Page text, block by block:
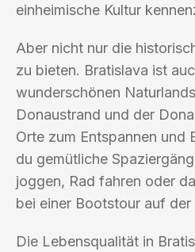
einheimische Kultur
Aber nicht nur die
zu bieten. Bratislava ist
wunderschönen
Donaustrand und der
Orte zum Entspannen und
du gemütliche
joggen, Rad fahren oder
bei einer Bootstour auf
Die Lebensqualität in